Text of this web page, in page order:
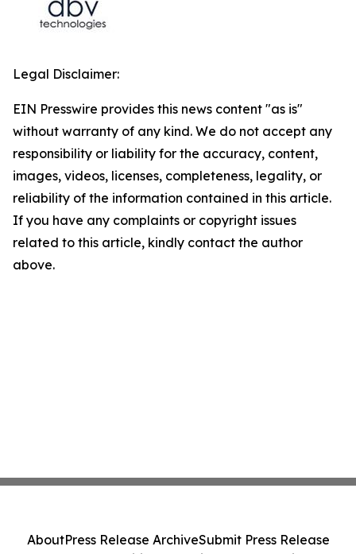
Legal Disclaimer:
EIN Presswire provides this news content "as is"
without warranty of any kind. We do not accept any
responsibility or liability for the accuracy, content,
images, videos, licenses, completeness, legality, or
reliability of the information contained in this article.
If you have any complaints or copyright issues
related to this article, kindly contact the author
above.
AboutPress Release ArchiveSubmit Press Release